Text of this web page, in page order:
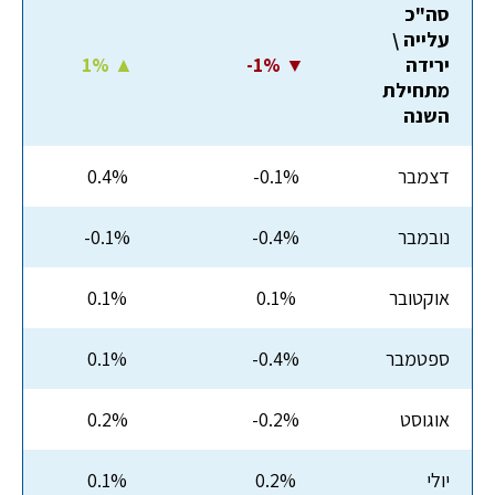
סה"כ
עלייה \
ירידה
מתחילת
השנה
-1% ▼
1% ▲
דצמבר -0.1%
0.4%
נובמבר -0.4%
-0.1%
אוקטובר 0.1%
0.1%
ספטמבר -0.4%
0.1%
אוגוסט -0.2%
0.2%
יולי 0.2%
0.1%